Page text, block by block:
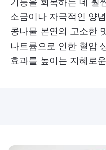
소금이나 자극적인 양
콩나물 본연의 고소한
나트륨으로 인한 혈압
효과를 높이는 지혜로